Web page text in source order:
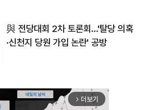
與 전당대회 2차 토론회…'탈당 의혹
·신천지 당원 가입 논란' 공방
arrow_forward_ios 더보기